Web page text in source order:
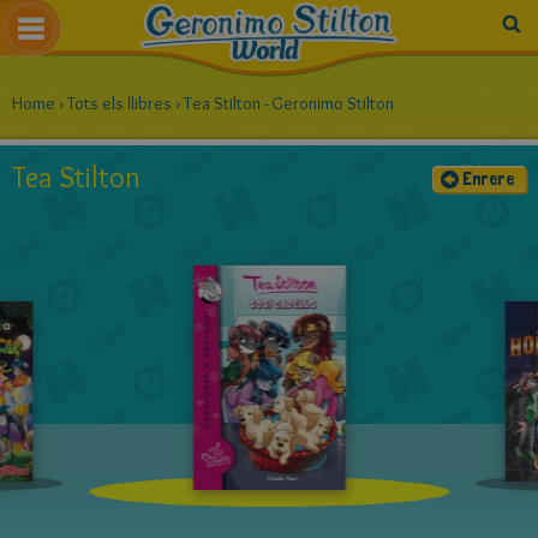
Home ›Tots els llibres ›Tea Stilton - Geronimo Stilton
Tea Stilton Enrere